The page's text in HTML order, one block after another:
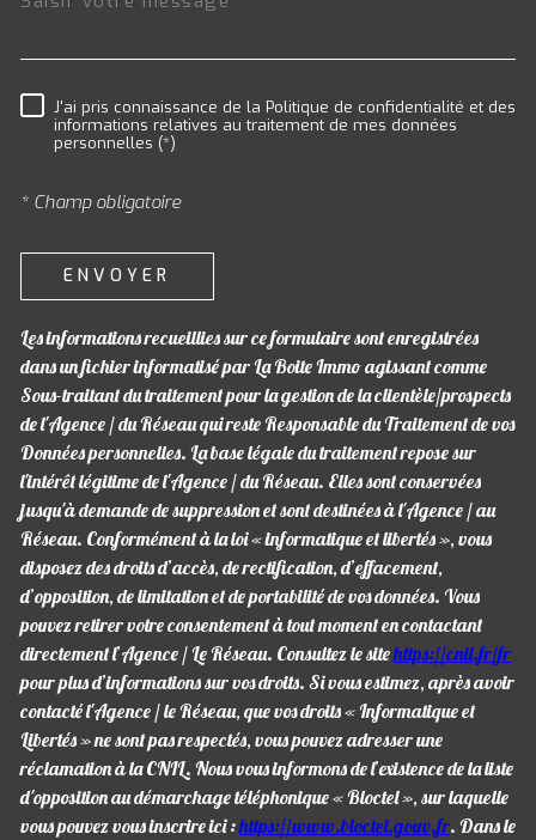
RÈGLEMENTATION
J'ai pris connaissance de la Politique de confidentialité et des
informations relatives au traitement de mes données
personnelles (*)
* Champ obligatoire
ENVOYER
Les informations recueillies sur ce formulaire sont enregistrées
dans un fichier informatisé par La Boite Immo agissant comme
Sous-traitant du traitement pour la gestion de la clientèle/prospects
de l'Agence / du Réseau qui reste Responsable du Traitement de vos
Données personnelles. La base légale du traitement repose sur
l'intérêt légitime de l'Agence / du Réseau. Elles sont conservées
jusqu'à demande de suppression et sont destinées à l'Agence / au
Réseau. Conformément à la loi « informatique et libertés », vous
disposez des droits d’accès, de rectification, d’effacement,
d’opposition, de limitation et de portabilité de vos données. Vous
pouvez retirer votre consentement à tout moment en contactant
directement l’Agence / Le Réseau. Consultez le sitehttps://cnil.fr/fr
pour plus d’informations sur vos droits. Si vous estimez, après avoir
contacté l'Agence / le Réseau, que vos droits « Informatique et
Libertés » ne sont pas respectés, vous pouvez adresser une
réclamation à la CNIL. Nous vous informons de l’existence de la liste
d'opposition au démarchage téléphonique « Bloctel », sur laquelle
vous pouvez vous inscrire ici :https://www.bloctel.gouv.fr. Dans le